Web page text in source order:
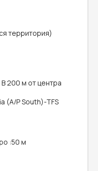
территория)
200 м от центра
(A/P South)-TFS
:50 м